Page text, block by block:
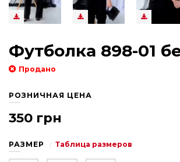
Футболка 898-01
Продано
РОЗНИЧНАЯ ЦЕНА
350 грн
РАЗМЕР Таблица размеров